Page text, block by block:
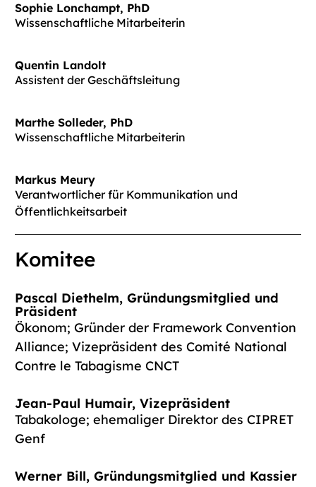
Sophie Lonchampt, PhD
Wissenschaftliche Mitarbeiterin
Quentin Landolt
Assistent der Geschäftsleitung
Marthe Solleder, PhD
Wissenschaftliche Mitarbeiterin
Markus Meury
Verantwortlicher für Kommunikation und
Öffentlichkeitsarbeit
Komitee
Pascal Diethelm, Gründungsmitglied und
Präsident
Ökonom; Gründer der Framework Convention
Alliance; Vizepräsident des Comité National
Contre le Tabagisme CNCT
Jean-Paul Humair, Vizepräsident
Tabakologe; ehemaliger Direktor des CIPRET
Genf
Werner Bill, Gründungsmitglied und Kassier